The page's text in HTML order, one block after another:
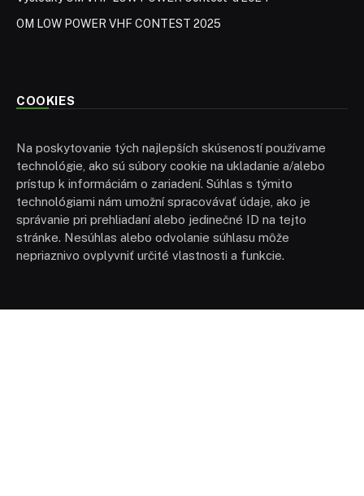
OM LOW POWER VHF CONTEST 2025
COOKIES
Na poskytovanie tých najlepších skúseností používame
technológie, ako sú súbory cookie na ukladanie a/alebo
prístup k informáciám o zariadení. Súhlas s týmito
technológiami nám umožní spracovávať údaje, ako je
správanie pri prehliadaní alebo jedinečné ID na tejto
stránke. Nesúhlas alebo odvolanie súhlasu môže
nepriaznivo ovplyvniť určité vlastnosti a funkcie.